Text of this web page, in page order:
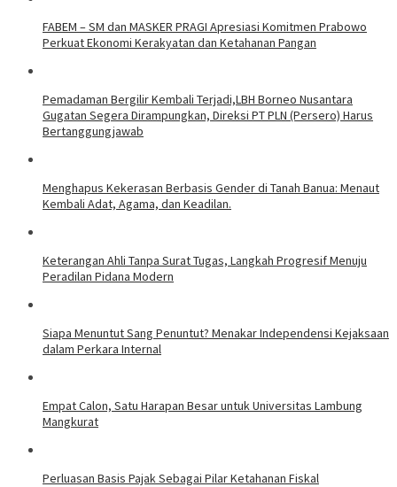
FABEM – SM dan MASKER PRAGI Apresiasi Komitmen Prabowo
Perkuat Ekonomi Kerakyatan dan Ketahanan Pangan
Pemadaman Bergilir Kembali Terjadi,LBH Borneo Nusantara
Gugatan Segera Dirampungkan, Direksi PT PLN (Persero) Harus
Bertanggungjawab
Menghapus Kekerasan Berbasis Gender di Tanah Banua: Menaut
Kembali Adat, Agama, dan Keadilan.
Keterangan Ahli Tanpa Surat Tugas, Langkah Progresif Menuju
Peradilan Pidana Modern
Siapa Menuntut Sang Penuntut? Menakar Independensi Kejaksaan
dalam Perkara Internal
Empat Calon, Satu Harapan Besar untuk Universitas Lambung
Mangkurat
Perluasan Basis Pajak Sebagai Pilar Ketahanan Fiskal